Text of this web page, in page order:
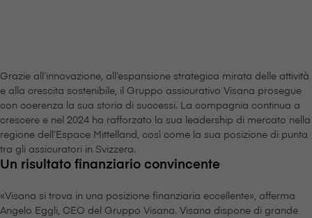
Grazie all’innovazione, all’espansione strategica mirata delle attività
e alla crescita sostenibile, il Gruppo assicurativo V⁠i⁠s⁠a⁠n⁠a prosegue
con coerenza la sua storia di successi. La compagnia continua a
crescere e nel 2024 ha rafforzato la sua leadership di mercato nella
regione dell’Espace Mittelland, così come la sua posizione di punta
tra gli assicuratori in Svizzera.
Un risultato finanziario convincente
«V⁠i⁠s⁠a⁠n⁠a si trova in una posizione finanziaria eccellente», afferma
Angelo Eggli, CEO del Gruppo V⁠i⁠s⁠a⁠n⁠a. V⁠i⁠s⁠a⁠n⁠a dispone di grande